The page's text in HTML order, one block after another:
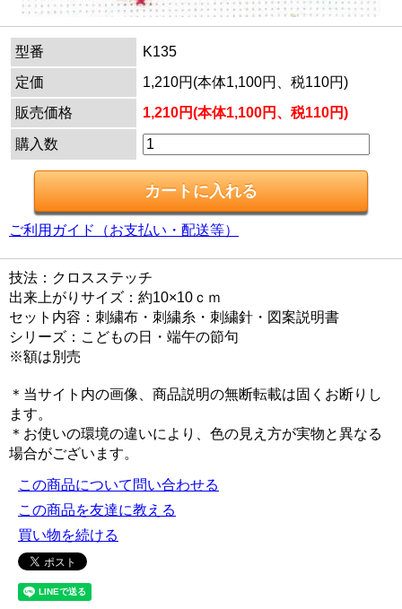
型番
K135
定価
1,210円(本体1,100円、税110円)
販売価格
1,210円(本体1,100円、税110円)
購入数
ご利用ガイド（お支払い・配送等）
技法：クロスステッチ
出来上がりサイズ：約10×10ｃｍ
セット内容：刺繍布・刺繍糸・刺繍針・図案説明書
シリーズ：こどもの日・端午の節句
※額は別売
＊当サイト内の画像、商品説明の無断転載は固くお断りし
ます。
＊お使いの環境の違いにより、色の見え方が実物と異なる
場合がございます。
この商品について問い合わせる
この商品を友達に教える
買い物を続ける